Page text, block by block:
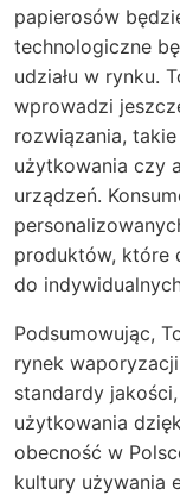
papierosów
technologiczne
udziału w rynku.
wprowadzi
rozwiązania,
użytkowania czy
urządzeń.
produktów, które
do
Podsumowując,
rynek
standardy
użytkowania
obecność w
kultury używania